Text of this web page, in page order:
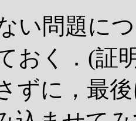
い問題に
おく．(証
ずに，最